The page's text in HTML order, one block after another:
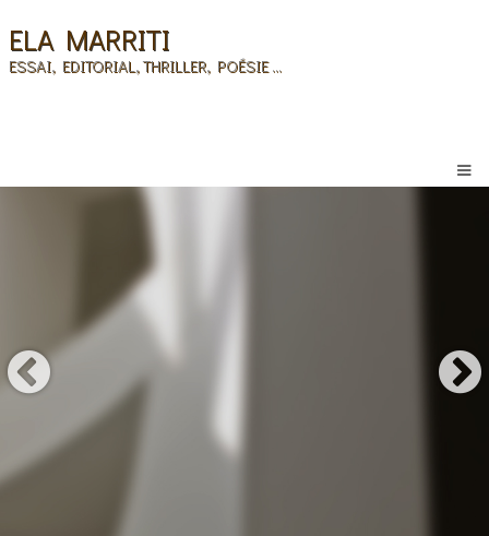
ELA MARRITI
ESSAI, EDITORIAL, THRILLER, POÉSIE ...